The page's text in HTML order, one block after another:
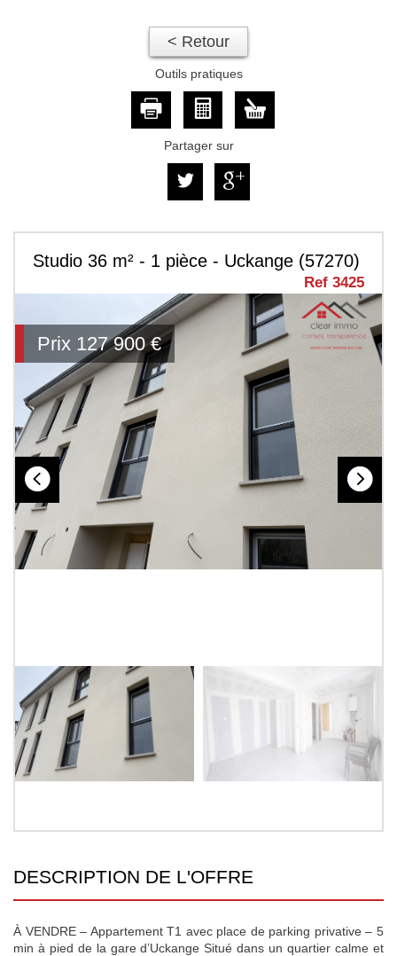
< Retour
Outils pratiques
Partager sur
Studio 36 m² - 1 pièce - Uckange (57270)
Ref 3425
Prix 127 900 €
DESCRIPTION DE L'OFFRE
À VENDRE – Appartement T1 avec place de parking privative – 5
min à pied de la gare d’Uckange Situé dans un quartier calme et